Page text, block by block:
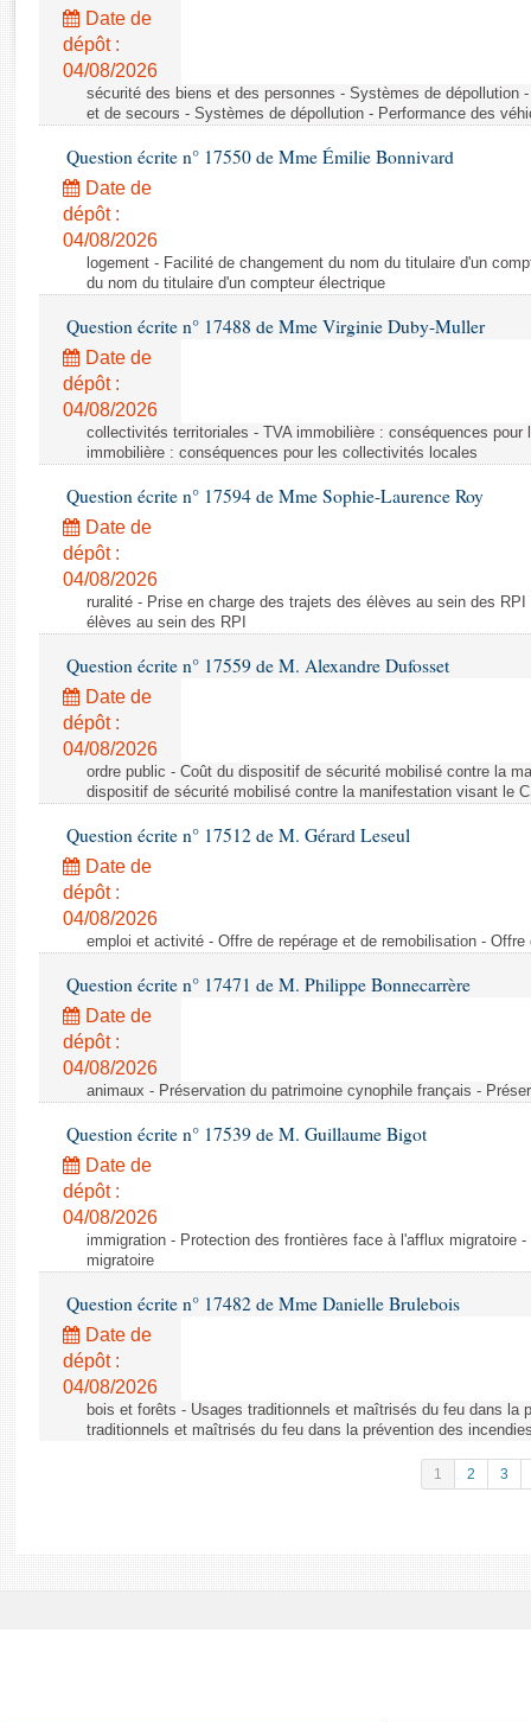
Rapports législatifs
Rapports sur l'application des lois
Baromètre de l’application des lois
Dossiers législatifs
Budget et sécurité sociale
Questions écrites et orales
Comptes rendus des débats
Date de
dépôt :
04/08/2026
sécurité des biens et des personnes - Systèmes de dépollution
et de secours - Systèmes de dépollution - Performance des
Question écrite n° 17550 de Mme Émilie Bonnivard
Date de
dépôt :
04/08/2026
logement - Facilité de changement du nom du titulaire d'un
du nom du titulaire d'un compteur électrique
Question écrite n° 17488 de Mme Virginie Duby-Muller
Date de
dépôt :
04/08/2026
collectivités territoriales - TVA immobilière : conséquences
immobilière : conséquences pour les collectivités locales
Question écrite n° 17594 de Mme Sophie-Laurence Roy
Date de
dépôt :
04/08/2026
ruralité - Prise en charge des trajets des élèves au sein des
élèves au sein des RPI
Question écrite n° 17559 de M. Alexandre Dufosset
Date de
dépôt :
04/08/2026
ordre public - Coût du dispositif de sécurité mobilisé contre la
dispositif de sécurité mobilisé contre la manifestation visant le
Question écrite n° 17512 de M. Gérard Leseul
Date de
dépôt :
04/08/2026
emploi et activité - Offre de repérage et de remobilisation -
Question écrite n° 17471 de M. Philippe Bonnecarrère
Date de
dépôt :
04/08/2026
animaux - Préservation du patrimoine cynophile français -
Question écrite n° 17539 de M. Guillaume Bigot
Date de
dépôt :
04/08/2026
immigration - Protection des frontières face à l'afflux migratoire
migratoire
Question écrite n° 17482 de Mme Danielle Brulebois
Date de
dépôt :
04/08/2026
bois et forêts - Usages traditionnels et maîtrisés du feu dans la
traditionnels et maîtrisés du feu dans la prévention des
1 2 3